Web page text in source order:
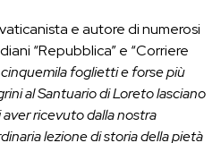
e autore di numerosi
“Repubblica” e “Corriere
foglietti e forse più
al Santuario di Loreto lasciano
ricevuto dalla nostra
lezione di storia della pietà